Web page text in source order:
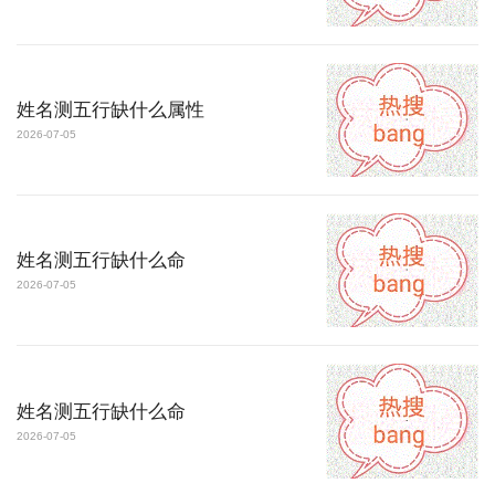
姓名测五行缺什么属性
2026-07-05
姓名测五行缺什么命
2026-07-05
姓名测五行缺什么命
2026-07-05